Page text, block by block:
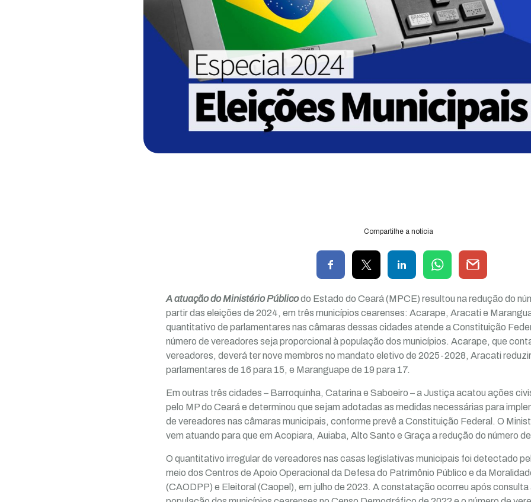
Compartilhe a notícia
A atuação do Ministério Públicodo Estado do Ceará (MPCE) resultou na redução do
partir das eleições de 2024, em três municípios cearenses: Acarape, Aracati e
quantitativo de parlamentares nas câmaras dessas cidades atende a Constituição
número de vereadores seja proporcional à população dos municípios. Acarape, que
vereadores, deverá ter nove membros no mandato eletivo de 2025-2028, Aracati
parlamentares de 16 para 15, e Maranguape de 19 para 17.
Em outras três cidades – Barroquinha, Catarina e Saboeiro – a Justiça acatou ações
pelo MP do Ceará e determinou que sejam adotadas as medidas necessárias para
de vereadores nas câmaras municipais, conforme prevê a Constituição Federal. O
vem atuando para que em Acopiara, Auiaba, Alto Santo e Graça a redução do número
O quantitativo irregular de vereadores nas casas legislativas municipais foi detectado
meio dos Centros de Apoio Operacional da Defesa do Patrimônio Público e da
(CAODPP) e Eleitoral (Caopel), em julho de 2023. A constatação ocorreu após consulta